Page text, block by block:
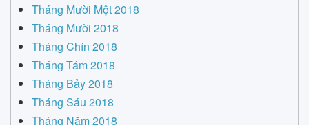
Tháng Mười Một 2018
Tháng Mười 2018
Tháng Chín 2018
Tháng Tám 2018
Tháng Bảy 2018
Tháng Sáu 2018
Tháng Năm 2018